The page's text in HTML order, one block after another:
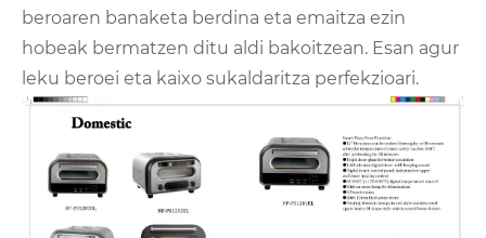
beroaren banaketa berdina eta emaitza ezin
hobeak bermatzen ditu aldi bakoitzean. Esan agur
leku beroei eta kaixo sukaldaritza perfekzioari.